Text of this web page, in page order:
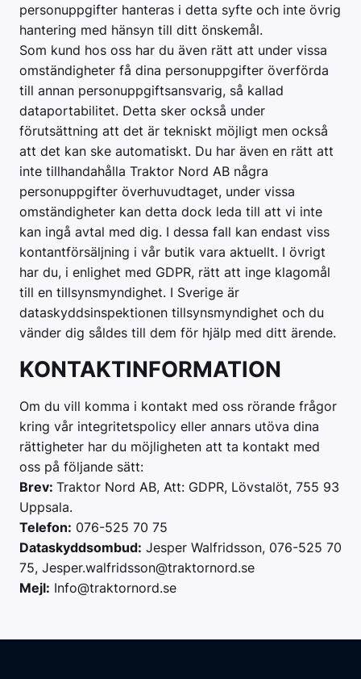
personuppgifter hanteras i detta syfte och inte övrig
hantering med hänsyn till ditt önskemål.
Som kund hos oss har du även rätt att under vissa
omständigheter få dina personuppgifter överförda
till annan personuppgiftsansvarig, så kallad
dataportabilitet. Detta sker också under
förutsättning att det är tekniskt möjligt men också
att det kan ske automatiskt. Du har även en rätt att
inte tillhandahålla Traktor Nord AB några
personuppgifter överhuvudtaget, under vissa
omständigheter kan detta dock leda till att vi inte
kan ingå avtal med dig. I dessa fall kan endast viss
kontantförsäljning i vår butik vara aktuellt. I övrigt
har du, i enlighet med GDPR, rätt att inge klagomål
till en tillsynsmyndighet. I Sverige är
dataskyddsinspektionen tillsynsmyndighet och du
vänder dig såldes till dem för hjälp med ditt ärende.
KONTAKTINFORMATION
Om du vill komma i kontakt med oss rörande frågor
kring vår integritetspolicy eller annars utöva dina
rättigheter har du möjligheten att ta kontakt med
oss på följande sätt:
Brev: Traktor Nord AB, Att: GDPR, Lövstalöt, 755 93
Uppsala.
Telefon: 076-525 70 75
Dataskyddsombud: Jesper Walfridsson, 076-525 70
75, Jesper.walfridsson@traktornord.se
Mejl: Info@traktornord.se